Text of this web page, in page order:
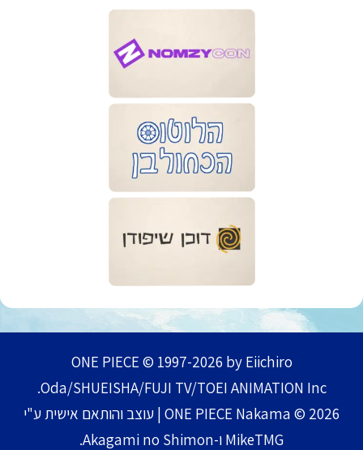
ONE PIECE © 1997-2026 by Eiichiro
Oda/SHUEISHA/FUJI TV/TOEI ANIMATION Inc.
ONE PIECE Nakama © 2026 | עוצב והותאם אישית ע"י
MikeTMG ו-Akagami no Shimon.